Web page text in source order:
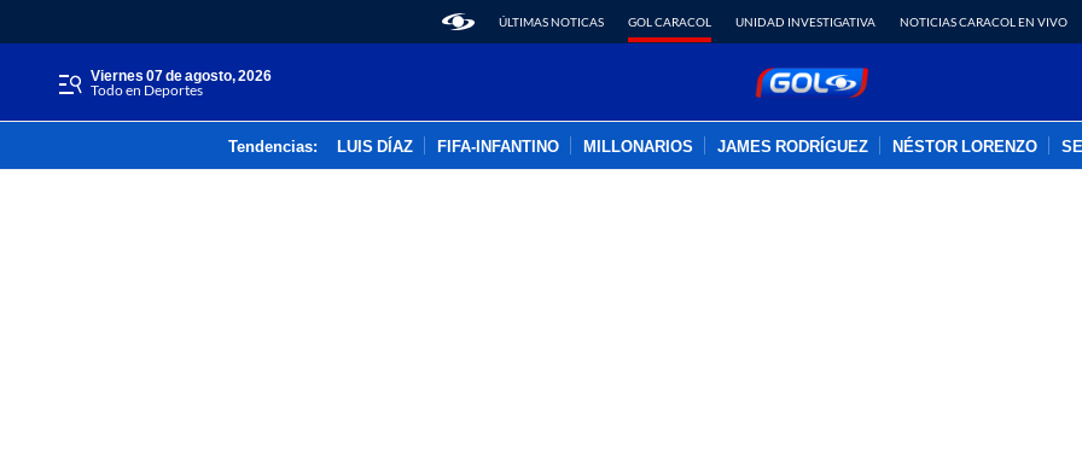
ÚLTIMAS NOTICAS GOL CARACOL UNIDAD INVESTIGATIVA NOTICIAS CARACOL EN VIVO
viernes 07 de agosto, 2026
Todo en Deportes
Tendencias: LUIS DÍAZ FIFA-INFANTINO MILLONARIOS JAMES RODRÍGUEZ NÉSTOR LORENZO